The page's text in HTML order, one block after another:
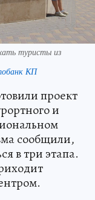
туристы из
КП
проект
и
сообщили,
в три этапа.